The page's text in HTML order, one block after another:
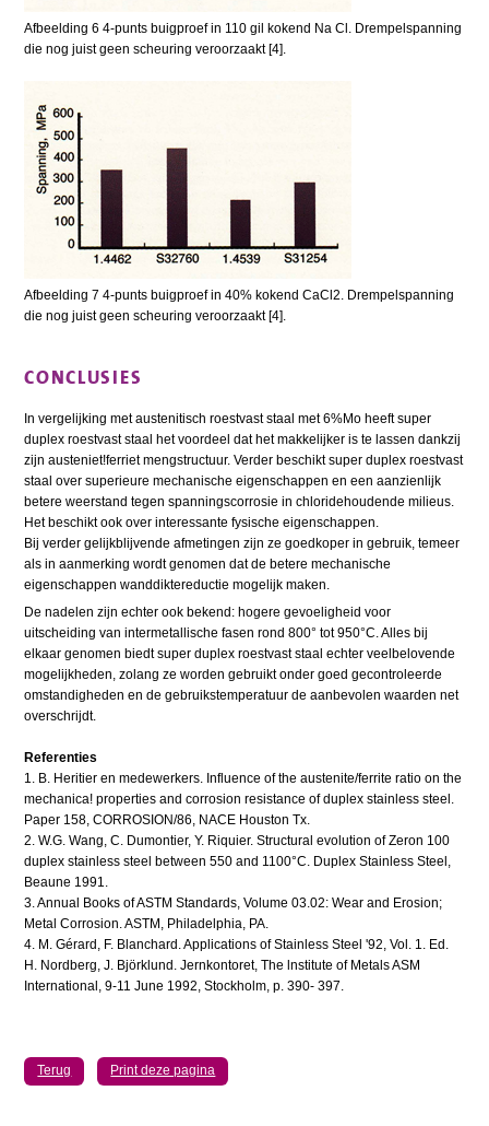
Afbeelding 6 4-punts buigproef in 110 gil kokend Na Cl. Drempelspanning
die nog juist geen scheuring veroorzaakt [4].
Afbeelding 7 4-punts buigproef in 40% kokend CaCl2. Drempelspanning
die nog juist geen scheuring veroorzaakt [4].
CONCLUSIES
In vergelijking met austenitisch roestvast staal met 6%Mo heeft super
duplex roestvast staal het voordeel dat het makkelijker is te lassen dankzij
zijn austeniet!ferriet mengstructuur. Verder beschikt super duplex roestvast
staal over superieure mechanische eigenschappen en een aanzienlijk
betere weerstand tegen spanningscorrosie in chloridehoudende milieus.
Het beschikt ook over interessante fysische eigenschappen.
Bij verder gelijkblijvende afmetingen zijn ze goedkoper in gebruik, temeer
als in aanmerking wordt genomen dat de betere mechanische
eigenschappen wanddiktereductie mogelijk maken.
De nadelen zijn echter ook bekend: hogere gevoeligheid voor
uitscheiding van intermetallische fasen rond 800° tot 950°C. Alles bij
elkaar genomen biedt super duplex roestvast staal echter veelbelovende
mogelijkheden, zolang ze worden gebruikt onder goed gecontroleerde
omstandigheden en de gebruikstemperatuur de aanbevolen waarden net
overschrijdt.
Referenties
1. B. Heritier en medewerkers. Influence of the austenite/ferrite ratio on the
mechanica! properties and corrosion resistance of duplex stainless steel.
Paper 158, CORROSION/86, NACE Houston Tx.
2. W.G. Wang, C. Dumontier, Y. Riquier. Structural evolution of Zeron 100
duplex stainless steel between 550 and 1100°C. Duplex Stainless Steel,
Beaune 1991.
3. Annual Books of ASTM Standards, Volume 03.02: Wear and Erosion;
Metal Corrosion. ASTM, Philadelphia, PA.
4. M. Gérard, F. Blanchard. Applications of Stainless Steel '92, Vol. 1. Ed.
H. Nordberg, J. Björklund. Jernkontoret, The lnstitute of Metals ASM
International, 9-11 June 1992, Stockholm, p. 390- 397.
Terug Print deze pagina